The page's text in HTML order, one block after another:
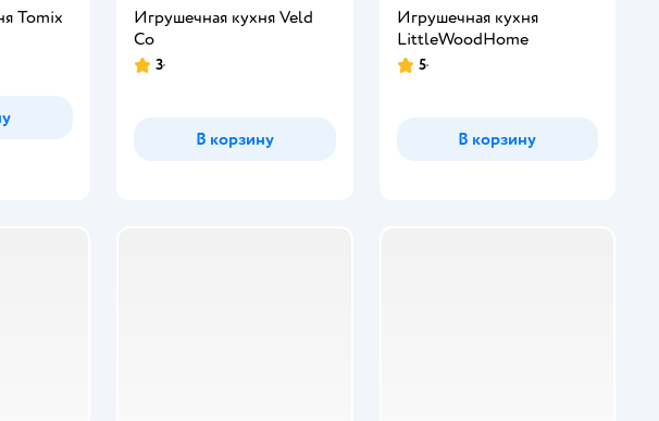
Tomix
Игрушечная кухня Veld
Co
Рейтинг:
3
В корзину
Игрушечная кухня
LittleWoodHome
Рейтинг:
5
В корзину